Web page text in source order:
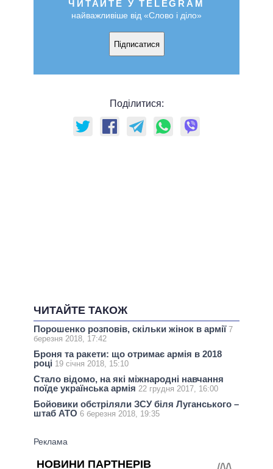
ЧИТАЙТЕ У TELEGRAM
найважливіше від «Слово і діло»
Підписатися
Поділитися:
ЧИТАЙТЕ ТАКОЖ
Порошенко розповів, скільки жінок в армії 7
березня 2018, 17:42
Броня та ракети: що отримає армія в 2018
році 19 січня 2018, 15:10
Стало відомо, на які міжнародні навчання
поїде українська армія 22 грудня 2017, 16:00
Бойовики обстріляли ЗСУ біля Луганського –
штаб АТО 6 березня 2018, 19:35